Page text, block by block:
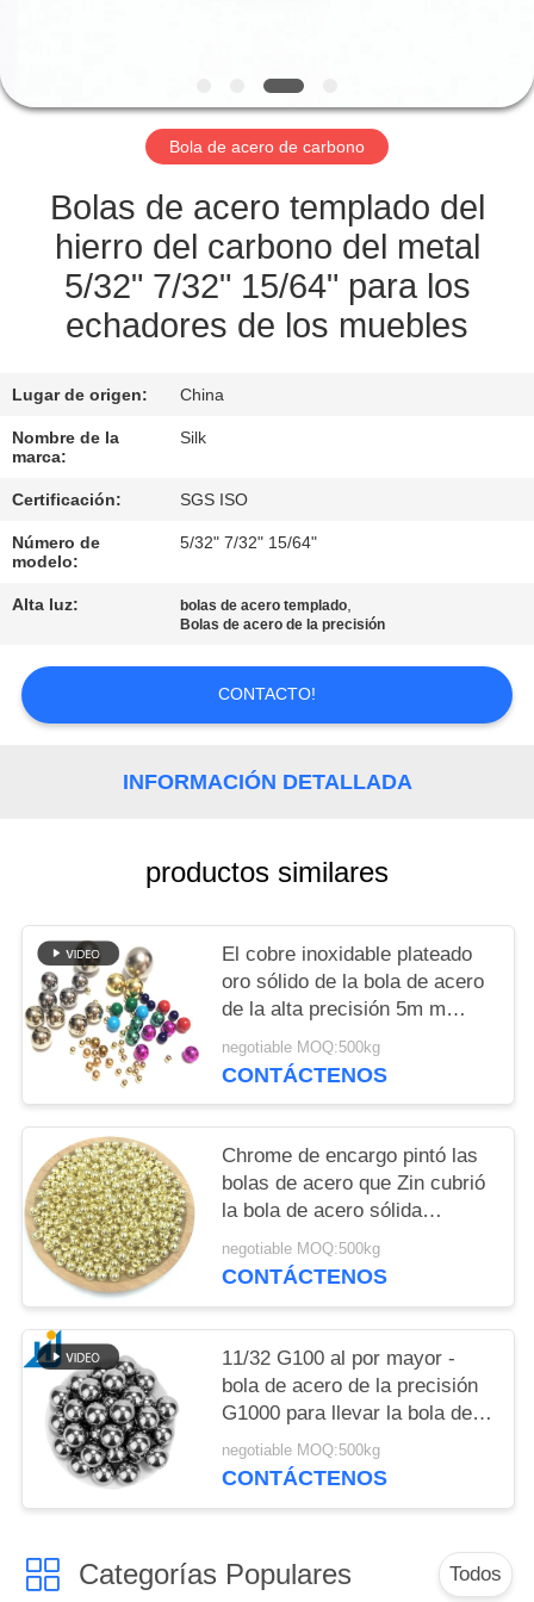
DE
CALIDAD
ÉNTRENOS
CONTACTO
CON
NOTICIAS
CASOS
PIDA
MAPA
DEL
Bola de acero de carbono
Bolas de acero templado del
hierro del carbono del metal
5/32" 7/32" 15/64" para los
echadores de los muebles
Lugar de origen: China
Nombre de la
marca:
Silk
Certificación: SGS ISO
Número de
modelo:
5/32" 7/32" 15/64"
Alta luz: bolas de acero templado,
Bolas de acero de la precisión
CONTACTO!
INFORMACIÓN DETALLADA
productos similares
El cobre inoxidable plateado
oro sólido de la bola de acero
de la alta precisión 5m m
plateó las bolas de acero
negotiable MOQ:500kg
CONTÁCTENOS
Chrome de encargo pintó las
bolas de acero que Zin cubrió
la bola de acero sólida
niquelada del hierro del metal
de la bola de acero de
negotiable MOQ:500kg
CONTÁCTENOS
11/32 G100 al por mayor -
bola de acero de la precisión
G1000 para llevar la bola de
acero redonda endurecida
1010 1015 de carbono
negotiable MOQ:500kg
CONTÁCTENOS
Categorías Populares Todos